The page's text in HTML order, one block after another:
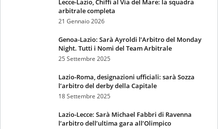
Lecce-Lazio, Chiffi al Via del Mare: la squadra
arbitrale completa
21 Gennaio 2026
Genoa-Lazio: Sarà Ayroldi l’Arbitro del Monday
Night. Tutti i Nomi del Team Arbitrale
25 Settembre 2025
Lazio-Roma, designazioni ufficiali: sarà Sozza
l’arbitro del derby della Capitale
18 Settembre 2025
Lazio-Lecce: Sarà Michael Fabbri di Ravenna
l’arbitro dell’ultima gara all’Olimpico